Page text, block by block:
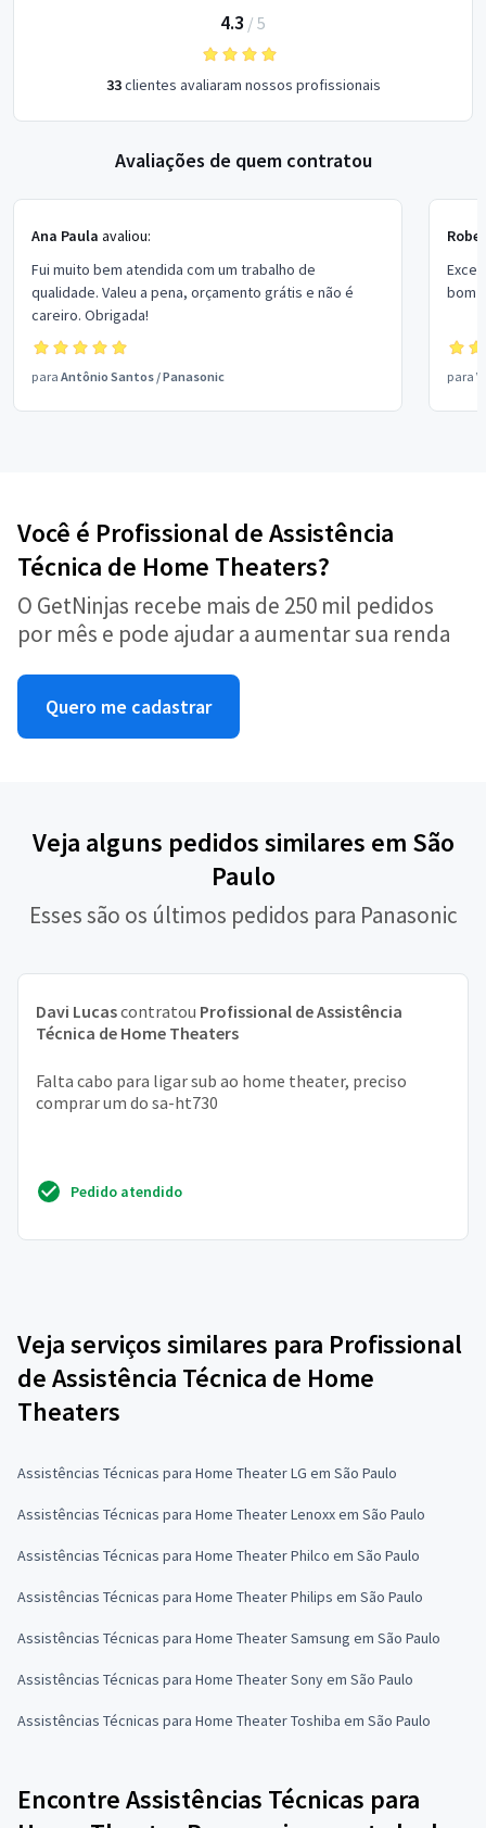
4.3 / 5
33clientes avaliaram nossos profissionais
Avaliações de quem contratou
Ana Paula avaliou:
Fui muito bem atendida com um trabalho de
qualidade. Valeu a pena, orçamento grátis e não é
careiro. Obrigada!
para Antônio Santos /Panasonic
bom
para
Você é Profissional de Assistência
Técnica de Home Theaters?
O GetNinjas recebe mais de 250 mil pedidos
por mês e pode ajudar a aumentar sua renda
Quero me cadastrar
Veja alguns pedidos similares em São
Paulo
Esses são os últimos pedidos para Panasonic
Davi Lucascontratou Profissional de Assistência
Técnica de Home Theaters
Falta cabo para ligar sub ao home theater, preciso
comprar um do sa-ht730
Pedido atendido
Veja serviços similares para Profissional
de Assistência Técnica de Home
Theaters
Assistências Técnicas para Home Theater LG em São Paulo
Assistências Técnicas para Home Theater Lenoxx em São Paulo
Assistências Técnicas para Home Theater Philco em São Paulo
Assistências Técnicas para Home Theater Philips em São Paulo
Assistências Técnicas para Home Theater Samsung em São Paulo
Assistências Técnicas para Home Theater Sony em São Paulo
Assistências Técnicas para Home Theater Toshiba em São Paulo
Encontre Assistências Técnicas para